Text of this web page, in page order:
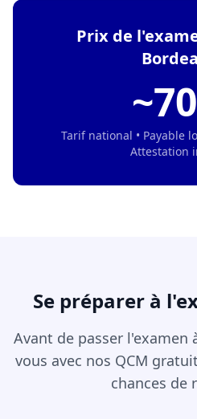
Prix de
Tarif national • Payable
Attestation
Se préparer à
Avant de passer l'examen
vous avec nos QCM
chances de